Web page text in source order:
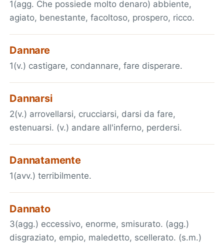
1(agg. Che possiede molto denaro) abbiente,
agiato, benestante, facoltoso, prospero, ricco.
Dannare
1(v.) castigare, condannare, fare disperare.
Dannarsi
2(v.) arrovellarsi, crucciarsi, darsi da fare,
estenuarsi. (v.) andare all'inferno, perdersi.
Dannatamente
1(avv.) terribilmente.
Dannato
3(agg.) eccessivo, enorme, smisurato. (agg.)
disgraziato, empio, maledetto, scellerato. (s.m.)